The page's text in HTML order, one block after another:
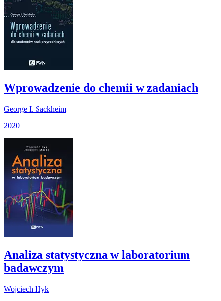
Wprowadzenie do chemii w zadaniach
George I. Sackheim
2020
Analiza statystyczna w laboratorium
badawczym
Wojciech Hyk